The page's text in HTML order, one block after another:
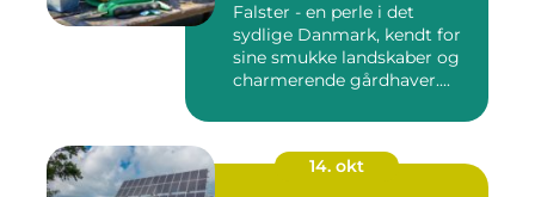
Falster - en perle i det
sydlige Danmark, kendt for
sine smukke landskaber og
charmerende gårdhaver....
14. okt